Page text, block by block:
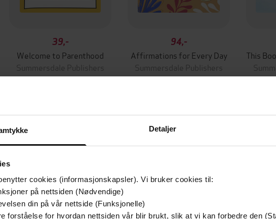
Detaljer
cookies (informasjonskapsler). Vi bruker cookies til:
på nettsiden (Nødvendige)
din på vår nettside (Funksjonelle)
forståelse for hvordan nettsiden vår blir brukt, slik at vi kan forbedre den
39,-
Welcome to Parenthood
Summersdale Publishers
EBOK
94,-
Affirmations for Every Day
Summersdale Publishers
EBOK
Første gang på tilbud